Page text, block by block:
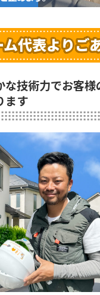
代表よりご
な技術力でお客様
ます